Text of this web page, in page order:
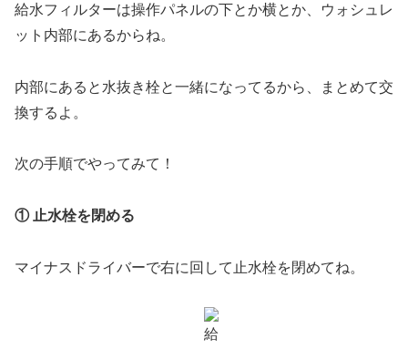
給水フィルターは操作パネルの下とか横とか、ウォシュレ
ット内部にあるからね。
内部にあると水抜き栓と一緒になってるから、まとめて交
換するよ。
次の手順でやってみて！
① 止水栓を閉める
マイナスドライバーで右に回して止水栓を閉めてね。